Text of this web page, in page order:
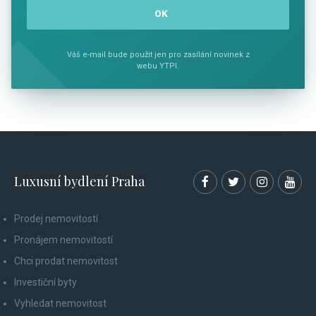
Váš e-mail bude použit jen pro zasílání novinek z
webu YTPI.
Luxusní bydlení Praha
Prodej nemovitostí
Pronájem nemovitostí
Chci prodat nemovitost
Investiční byty
Vyhledat nemovitost